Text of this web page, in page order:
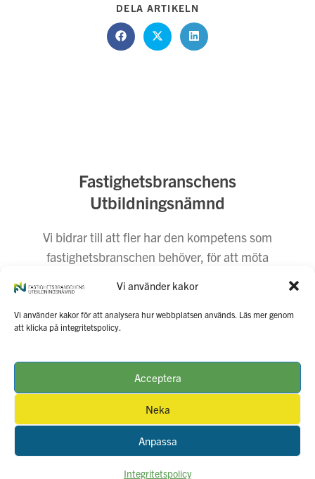
Vi använder kakor
Vi använder kakor för att analysera hur webbplatsen används. Läs mer genom
att klicka på integritetspolicy.
Acceptera
Neka
Anpassa
DELA ARTIKELN
DETTA
INNEHÅLL
Öppnas
i
Öppnas
i
Öppnas
i
Fastighetsbranschens
Utbildningsnämnd
Vi bidrar till att fler har den kompetens som
fastighetsbranschen behöver, för att möta
fastighetsbranschen i utbildnings- och
arbetsmarknadsfrågor.
in
new
Website bySTHLM Web Design